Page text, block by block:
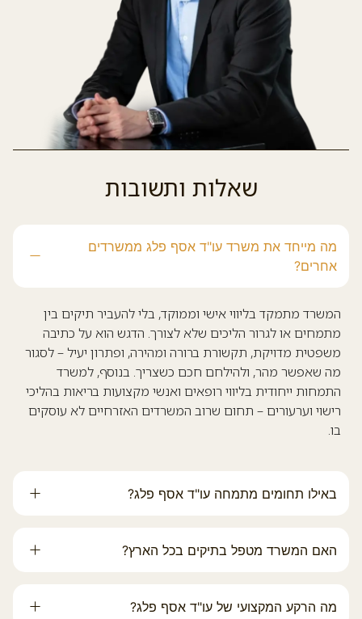
שאלות ותשובות
מה מייחד את משרד עו"ד אסף פלג ממשרדים
אחרים?
המשרד מתמקד בליווי אישי וממוקד, בלי להעביר תיקים בין
מתמחים או לגרור הליכים שלא לצורך. הדגש הוא על כתיבה
משפטית מדויקת, תקשורת ברורה ומהירה, ופתרון יעיל – לסגור
מה שאפשר מהר, ולהילחם חכם כשצריך. בנוסף, למשרד
התמחות ייחודית בליווי רופאים ואנשי מקצועות בריאות בהליכי
רישוי וערעורים – תחום שרוב המשרדים האזרחיים לא עוסקים
בו.
באילו תחומים מתמחה עו"ד אסף פלג?
האם המשרד מטפל בתיקים בכל הארץ?
מה הרקע המקצועי של עו"ד אסף פלג?